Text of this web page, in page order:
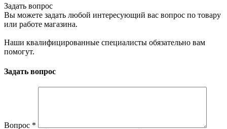
Задать вопрос
Вы можете задать любой интересующий вас вопрос по товару
или работе магазина.
Наши квалифицированные специалисты обязательно вам
помогут.
Задать вопрос
Вопрос *